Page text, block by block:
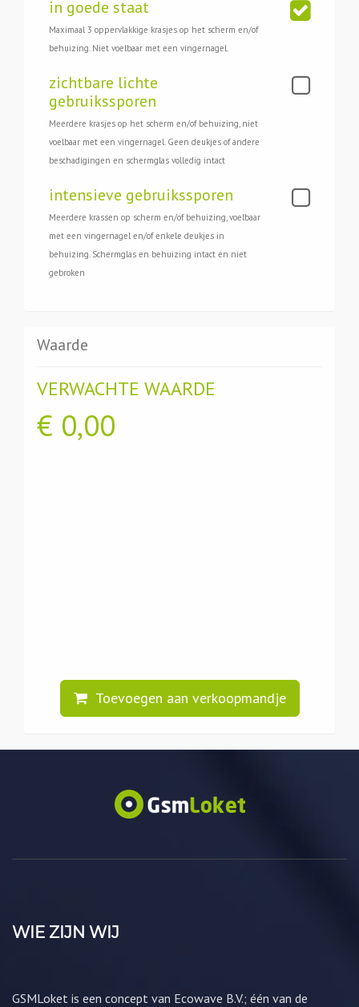
in goede staat
Maximaal 3 oppervlakkige krasjes op het scherm en/of
behuizing. Niet voelbaar met een vingernagel.
zichtbare lichte
gebruikssporen
Meerdere krasjes op het scherm en/of behuizing, niet
voelbaar met een vingernagel. Geen deukjes of andere
beschadigingen en schermglas volledig intact
intensieve gebruikssporen
Meerdere krassen op scherm en/of behuizing, voelbaar
met een vingernagel en/of enkele deukjes in
behuizing. Schermglas en behuizing intact en niet
gebroken
Waarde
VERWACHTE WAARDE
€ 0,00
Toevoegen aan verkoopmandje
WIE ZIJN WIJ
GSMLoket is een concept van Ecowave B.V.; één van de